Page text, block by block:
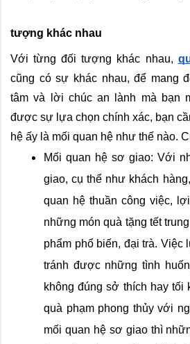
tượng khác nhau
Với từng đối tượng khác nhau,
cũng có sự khác nhau, để mang
tâm và lời chúc an lành mà bạn
được sự lựa chọn chính xác, bạn
hệ ấy là mối quan hệ như thế nào.
Mối quan hệ sơ giao: Với
giao, cụ thể như khách
quan hệ thuần công việc,
những món quà tặng tết
phẩm phổ biến, đại trà. Việc
tránh được những tình
không đúng sở thích hay tối
quà phạm phong thủy với
mối quan hệ sơ giao thì